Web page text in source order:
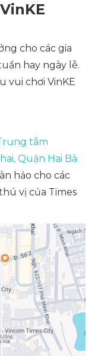
cho các gia
hay ngày lễ.
vui chơi VinKE
tâm
Quận Hai Bà
hảo cho các
vị của Times